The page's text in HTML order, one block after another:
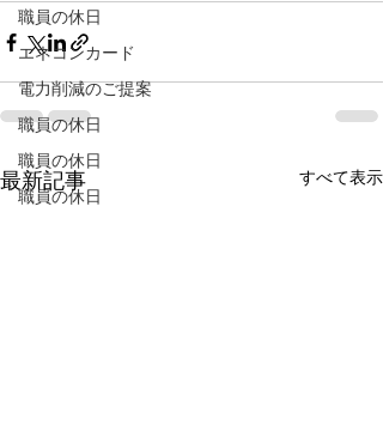
職員の休日
エネコンカード
電力削減のご提案
職員の休日
職員の休日
職員の休日
最新記事 すべて表示